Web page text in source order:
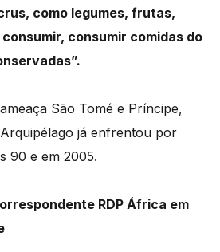
como legumes, frutas,
consumir comidas do
São Tomé e Príncipe,
já enfrentou por
90 e em 2005.
RDP África em